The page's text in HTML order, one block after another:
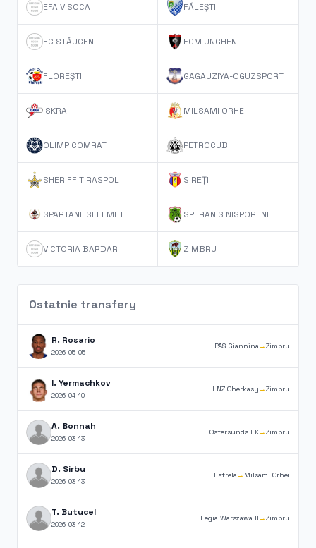
EFA VISOCA FĂLEŞTI
FC STĂUCENI FCM UNGHENI
FLOREŞTI GAGAUZIYA-OGUZSPORT
ISKRA MILSAMI ORHEI
OLIMP COMRAT PETROCUB
SHERIFF TIRASPOL SIREȚI
SPARTANII SELEMET SPERANIS NISPORENI
VICTORIA BARDAR ZIMBRU
Ostatnie transfery
R. Rosario
2026-05-05
PAS Giannina→Zimbru
I. Yermachkov
2026-04-10
LNZ Cherkasy →Zimbru
A. Bonnah
2026-03-13
Ostersunds FK→Zimbru
D. Sirbu
2026-03-13
Estrela→ Milsami Orhei
T. Butucel
2026-03-12
Legia Warszawa II →Zimbru